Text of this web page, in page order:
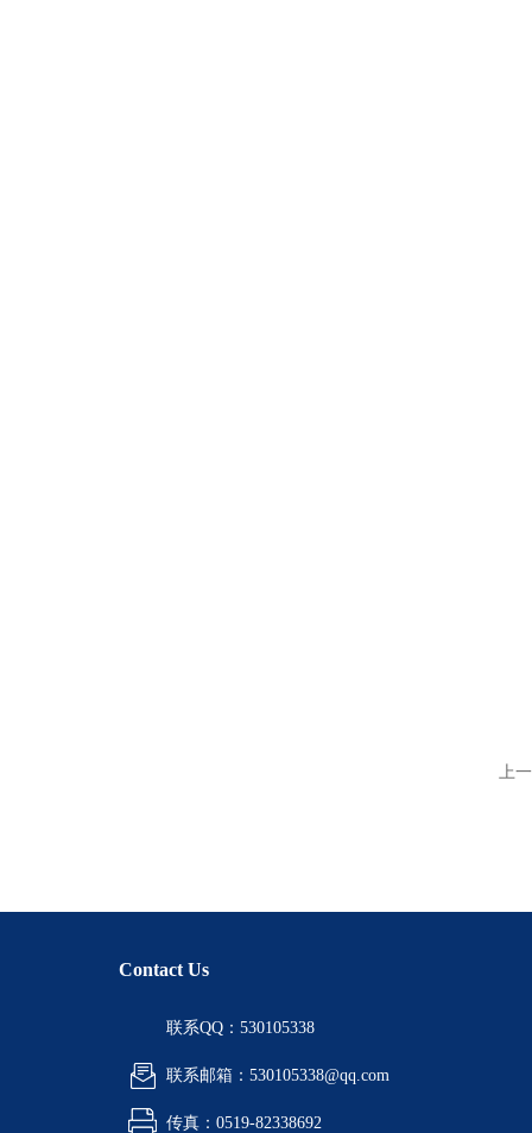
上
Contact Us
联系QQ：530105338
联系邮箱：530105338@qq.com
传真：0519-82338692